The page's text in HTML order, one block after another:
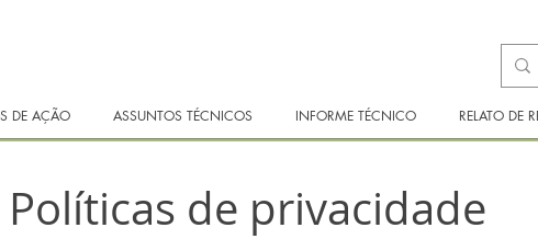
DE AÇÃO ASSUNTOS TÉCNICOS INFORME TÉCNICO RELATO DE
Políticas de privacidade